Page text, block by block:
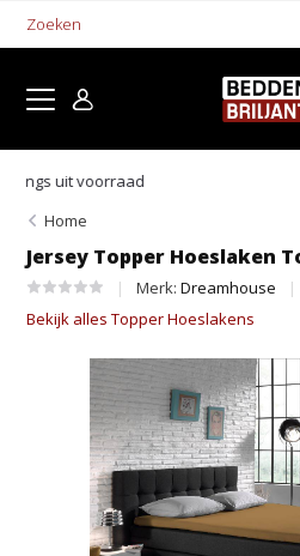
Home
Jersey Topper Hoeslaken
Merk:Dreamhouse
Bekijk alles Topper Hoeslakens